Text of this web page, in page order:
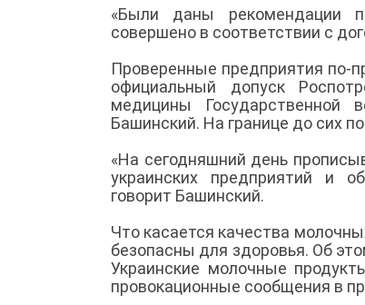
«Были даны рекомендации
совершено в соответствии с
Проверенные предприятия по-
официальный допуск
медицины Государственной
Башинский. На границе до сих
«На сегодняшний день
украинских предприятий и
говорит Башинский.
Что касается качества
безопасны для здоровья. Об
Украинские молочные
провокационные сообщения в